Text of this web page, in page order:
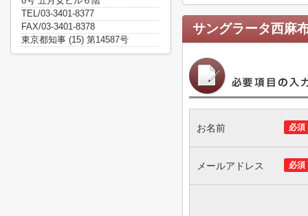
サングラータ西麻
必須
お名前
必須
メールアドレス
TEL/03-3401-8377
FAX/03-3401-8378
東京都知事 (15) 第14587号